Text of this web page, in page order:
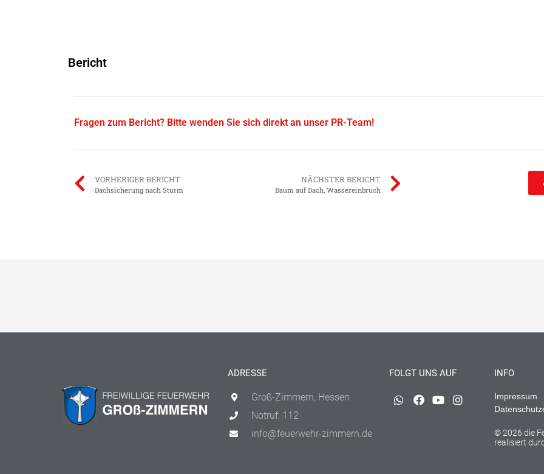
Bericht
Fragen zum Bericht? Bitte wenden Sie sich direkt an unser PR-Team!
VORHERIGER BERICHT
Dachsicherung nach Sturm
NÄCHSTER BERICHT
Baum auf Dach, Wassereinbruch
ADRESSE
Groß-Zimmern, Hessen
Notruf: 112
info@feuerwehr-zimmern.de
FOLGT UNS AUF INFO
Impressum
© 2026 die
realisiert